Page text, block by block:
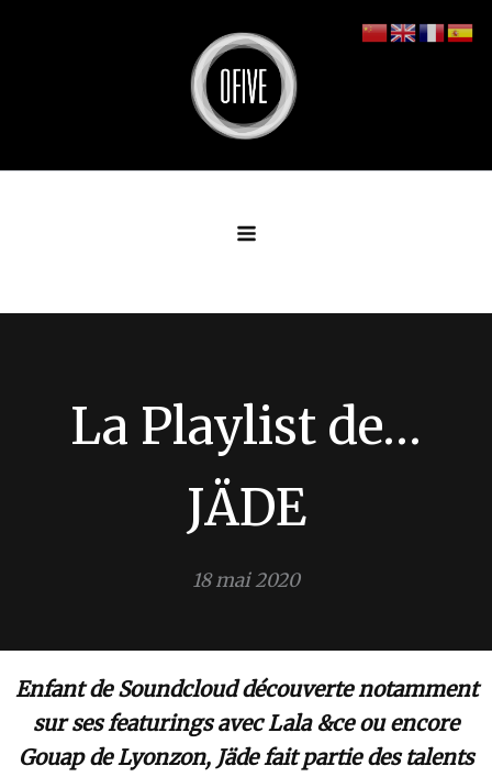
La Playlist de…
JÄDE
18 mai 2020
Enfant de Soundcloud découverte notamment
sur ses featurings avec Lala &ce ou encore
Gouap de Lyonzon, Jäde fait partie des talents